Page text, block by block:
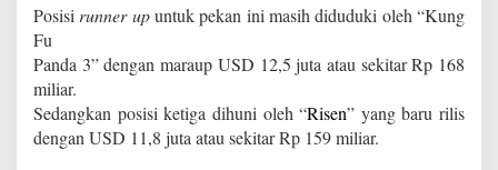
Posisi runner upuntuk pekan ini masih diduduki oleh “Kung
Fu
Panda 3” dengan maraup USD 12,5 juta atau sekitar Rp 168
miliar.
Sedangkan posisi ketiga dihuni oleh “Risen” yang baru rilis
dengan USD 11,8 juta atau sekitar Rp 159 miliar.